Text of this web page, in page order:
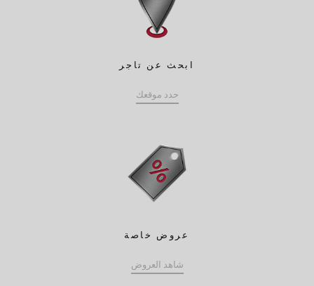
ابحث عن تاجر
حدد موقعك
عروض خاصة
شاهد العروض